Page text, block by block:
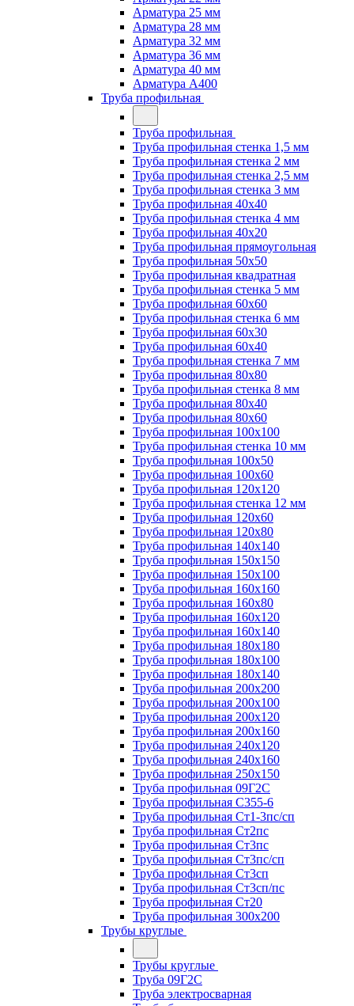
Арматура 25 мм
Арматура 28 мм
Арматура 32 мм
Арматура 36 мм
Арматура 40 мм
Арматура А400
Труба профильная
Труба профильная
Труба профильная стенка 1,5 мм
Труба профильная стенка 2 мм
Труба профильная стенка 2,5 мм
Труба профильная стенка 3 мм
Труба профильная 40х40
Труба профильная стенка 4 мм
Труба профильная 40х20
Труба профильная прямоугольная
Труба профильная 50х50
Труба профильная квадратная
Труба профильная стенка 5 мм
Труба профильная 60х60
Труба профильная стенка 6 мм
Труба профильная 60х30
Труба профильная 60х40
Труба профильная стенка 7 мм
Труба профильная 80х80
Труба профильная стенка 8 мм
Труба профильная 80х40
Труба профильная 80х60
Труба профильная 100х100
Труба профильная стенка 10 мм
Труба профильная 100х50
Труба профильная 100х60
Труба профильная 120х120
Труба профильная стенка 12 мм
Труба профильная 120х60
Труба профильная 120х80
Труба профильная 140х140
Труба профильная 150х150
Труба профильная 150х100
Труба профильная 160х160
Труба профильная 160х80
Труба профильная 160х120
Труба профильная 160х140
Труба профильная 180х180
Труба профильная 180х100
Труба профильная 180х140
Труба профильная 200х200
Труба профильная 200х100
Труба профильная 200х120
Труба профильная 200х160
Труба профильная 240х120
Труба профильная 240х160
Труба профильная 250х150
Труба профильная 09Г2С
Труба профильная С355-6
Труба профильная Ст1-3пс/сп
Труба профильная Ст2пс
Труба профильная Ст3пс
Труба профильная Ст3пс/сп
Труба профильная Ст3сп
Труба профильная Ст3сп/пс
Труба профильная Ст20
Труба профильная 300х200
Трубы круглые
Трубы круглые
Труба 09Г2С
Труба электросварная